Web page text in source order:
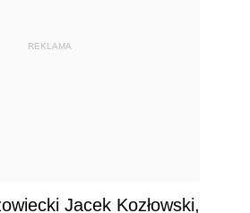
REKLAMA
Jacek Kozłowski,